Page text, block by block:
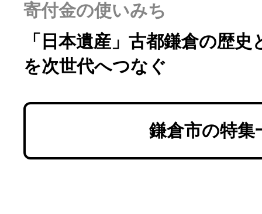
はじめるバイブルとは
よくあるご質問
寄付金の使いみち
「日本遺産」古都鎌倉の歴史
を次世代へつなぐ
鎌倉市の特集